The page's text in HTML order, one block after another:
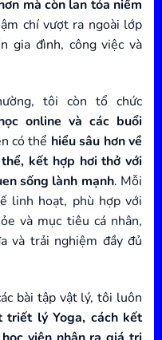
mà còn lan tỏa niềm
chí vượt ra ngoài lớp
gia đình, công việc và
tôi còn tổ chức
online và các buổi
có thể hiểu sâu hơn về
kết hợp hơi thở với
sống lành mạnh. Mỗi
linh hoạt, phù hợp với
và mục tiêu cá nhân,
và trải nghiệm đầy đủ
bài tập vật lý, tôi luôn
triết lý Yoga, cách kết